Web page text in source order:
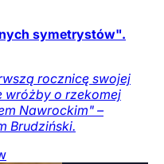
symetrystów".
rocznicę swojej
wróżby o rzekomej
Nawrockim" –
Brudziński.